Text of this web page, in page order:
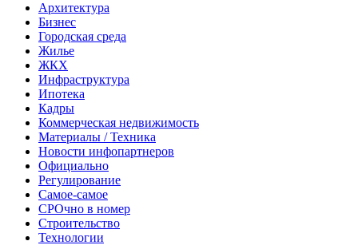
Архитектура
Бизнес
Городская среда
Жилье
ЖКХ
Инфраструктура
Ипотека
Кадры
Коммерческая недвижимость
Материалы / Техника
Новости инфопартнеров
Официально
Регулирование
Самое-самое
СРОчно в номер
Строительство
Технологии